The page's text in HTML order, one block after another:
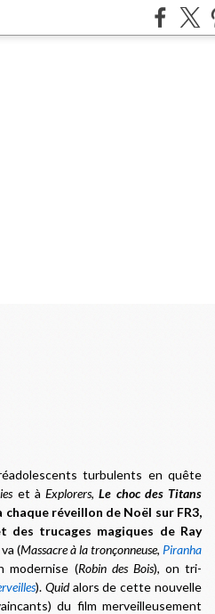
turbulents en quête
et à Explorers,Le choc des Titans
réveillon de Noël sur FR3,
des trucages magiques de Ray
(Massacre à la tronçonneuse, Piranha
modernise (Robin des Bois), on tri-
). Quidalors de cette nouvelle
du film merveilleusement